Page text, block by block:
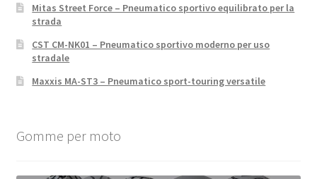
Mitas Street Force – Pneumatico sportivo equilibrato per la
strada
CST CM-NK01 – Pneumatico sportivo moderno per uso
stradale
Maxxis MA-ST3 – Pneumatico sport-touring versatile
Gomme per moto